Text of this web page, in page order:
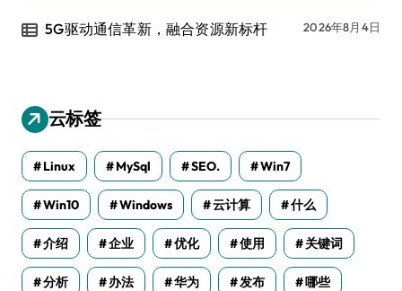
5G驱动通信革新，融合资源新标杆 2026年8月4日
云标签
Linux MySql SEO. Win7
Win10 Windows 云计算 什么
介绍 企业 优化 使用 关键词
分析 办法 华为 发布 哪些